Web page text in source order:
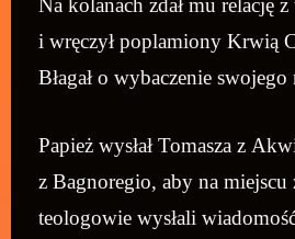
Na kolanach zdał mu relację
i wręczył poplamiony Krwią
Błagał o wybaczenie
Papież wysłał Tomasza z
z Bagnoregio, aby na miejscu
teologowie wysłali